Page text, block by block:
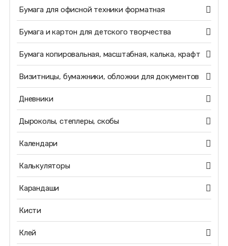
Бумага для офисной техники форматная
Бумага и картон для детского творчества
Бумага копировальная, масштабная, калька, крафт
Визитницы, бумажники, обложки для документов
Дневники
Дыроколы, степлеры, скобы
Календари
Калькуляторы
Карандаши
Кисти
Клей